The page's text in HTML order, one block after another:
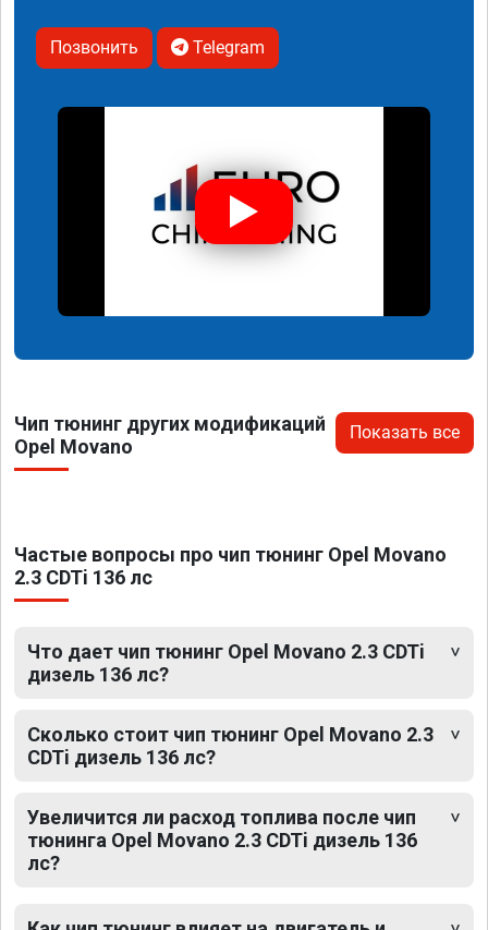
Позвонить Telegram
Чип тюнинг других модификаций
Opel Movano
Показать все
Частые вопросы про чип тюнинг Opel Movano
2.3 CDTi 136 лс
Что дает чип тюнинг Opel Movano 2.3 CDTi
дизель 136 лс?
Сколько стоит чип тюнинг Opel Movano 2.3
CDTi дизель 136 лс?
Увеличится ли расход топлива после чип
тюнинга Opel Movano 2.3 CDTi дизель 136
лс?